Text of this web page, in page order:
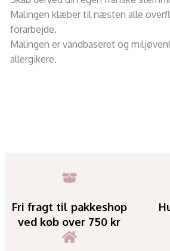
Malingen klæber til næsten alle
forarbejde.
Malingen er vandbaseret og
allergikere.
Fri fragt til pakkeshop
ved køb over 750 kr